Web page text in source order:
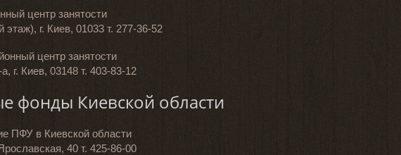
центр занятости
этаж), г. Киев, 01033 т. 277-36-52
центр занятости
г. Киев, 03148 т. 403-83-12
фонды Киевской области
ПФУ в Киевской области
40 т. 425-86-00